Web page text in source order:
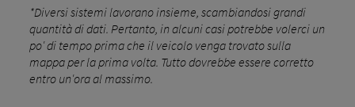
*Diversi sistemi lavorano insieme, scambiandosi grandi
quantità di dati. Pertanto, in alcuni casi potrebbe volerci un
po' di tempo prima che il veicolo venga trovato sulla
mappa per la prima volta. Tutto dovrebbe essere corretto
entro un'ora al massimo.